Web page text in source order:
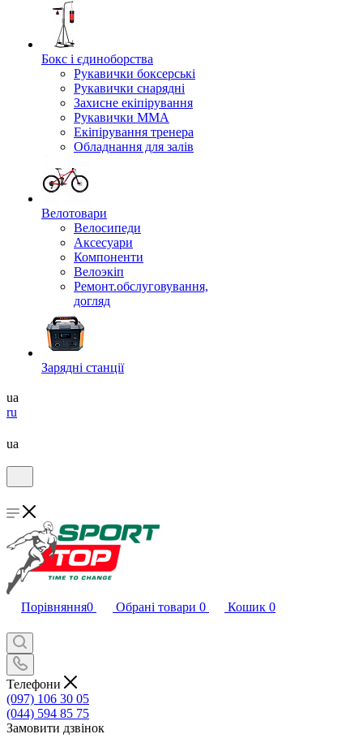
Бокс і єдиноборства
Рукавички боксерські
Рукавички снарядні
Захисне екіпірування
Рукавички ММА
Екіпірування тренера
Обладнання для залів
Велотовари
Велосипеди
Аксесуари
Компоненти
Велоэкіп
Ремонт.обслуговування,
догляд
Зарядні станції
ua
ru
ua
Порівняння0 Обрані товари 0 Кошик 0
Телефони
(097) 106 30 05
(044) 594 85 75
Замовити дзвінок